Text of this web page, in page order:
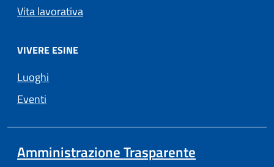
Vita lavorativa
VIVERE ESINE
Luoghi
Eventi
Amministrazione Trasparente